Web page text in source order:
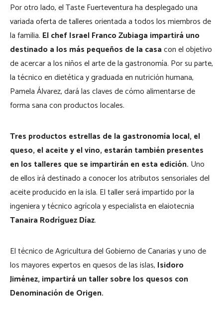
Por otro lado, el Taste Fuerteventura ha desplegado una
variada oferta de talleres orientada a todos los miembros de
la familia. El chef Israel Franco Zubiaga impartirá uno
destinado a los más pequeños de la casacon el objetivo
de acercar a los niños el arte de la gastronomía. Por su parte,
la técnico en dietética y graduada en nutrición humana,
Pamela Álvarez, dará las claves de cómo alimentarse de
forma sana con productos locales.
Tres productos estrellas de la gastronomía local, el
queso, el aceite y el vino, estarán también presentes
en los talleres que se impartirán en esta edición. Uno
de ellos irá destinado a conocer los atributos sensoriales del
aceite producido en la isla. El taller será impartido por la
ingeniera y técnico agrícola y especialista en elaiotecnia
Tanaira Rodríguez Díaz.
El técnico de Agricultura del Gobierno de Canarias y uno de
los mayores expertos en quesos de las islas, Isidoro
Jiménez, impartirá un taller sobre los quesos con
Denominación de Origen.